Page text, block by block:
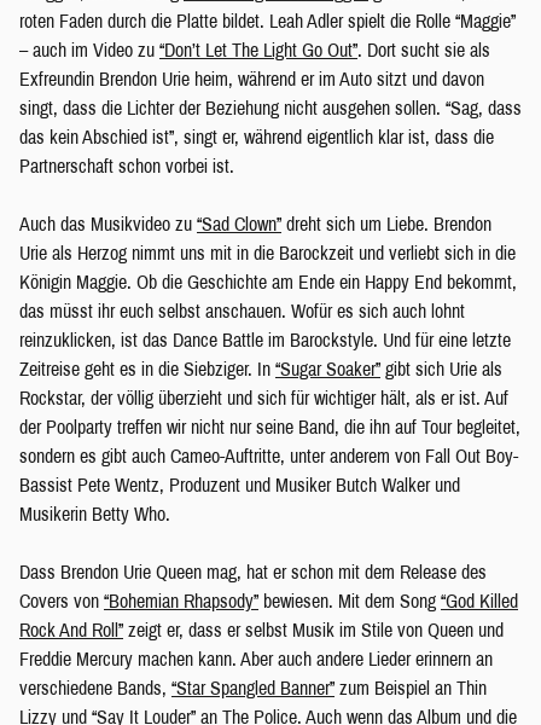
roten Faden durch die Platte bildet. Leah Adler spielt die Rolle “Maggie”
– auch im Video zu “Don’t Let The Light Go Out”. Dort sucht sie als
Exfreundin Brendon Urie heim, während er im Auto sitzt und davon
singt, dass die Lichter der Beziehung nicht ausgehen sollen. “Sag, dass
das kein Abschied ist”, singt er, während eigentlich klar ist, dass die
Partnerschaft schon vorbei ist.
Auch das Musikvideo zu “Sad Clown” dreht sich um Liebe. Brendon
Urie als Herzog nimmt uns mit in die Barockzeit und verliebt sich in die
Königin Maggie. Ob die Geschichte am Ende ein Happy End bekommt,
das müsst ihr euch selbst anschauen. Wofür es sich auch lohnt
reinzuklicken, ist das Dance Battle im Barockstyle. Und für eine letzte
Zeitreise geht es in die Siebziger. In “Sugar Soaker” gibt sich Urie als
Rockstar, der völlig überzieht und sich für wichtiger hält, als er ist. Auf
der Poolparty treffen wir nicht nur seine Band, die ihn auf Tour begleitet,
sondern es gibt auch Cameo-Auftritte, unter anderem von Fall Out Boy-
Bassist Pete Wentz, Produzent und Musiker Butch Walker und
Musikerin Betty Who.
Dass Brendon Urie Queen mag, hat er schon mit dem Release des
Covers von “Bohemian Rhapsody” bewiesen. Mit dem Song “God Killed
Rock And Roll” zeigt er, dass er selbst Musik im Stile von Queen und
Freddie Mercury machen kann. Aber auch andere Lieder erinnern an
verschiedene Bands, “Star Spangled Banner” zum Beispiel an Thin
Lizzy und “Say It Louder” an The Police. Auch wenn das Album und die